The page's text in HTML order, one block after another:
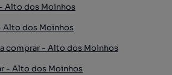
Alto dos Moinhos
Alto dos Moinhos
comprar - Alto dos Moinhos
- Alto dos Moinhos